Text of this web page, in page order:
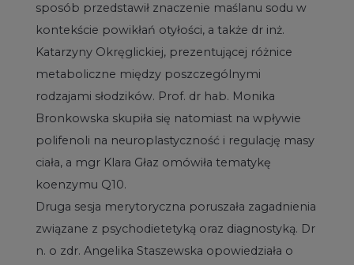
sposób przedstawił znaczenie maślanu sodu w
kontekście powikłań otyłości, a także dr inż.
Katarzyny Okręglickiej, prezentującej różnice
metaboliczne między poszczególnymi
rodzajami słodzików. Prof. dr hab. Monika
Bronkowska skupiła się natomiast na wpływie
polifenoli na neuroplastyczność i regulację masy
ciała, a mgr Klara Głaz omówiła tematykę
koenzymu Q10.
Druga sesja merytoryczna poruszała zagadnienia
związane z psychodietetyką oraz diagnostyką. Dr
n. o zdr. Angelika Staszewska opowiedziała o